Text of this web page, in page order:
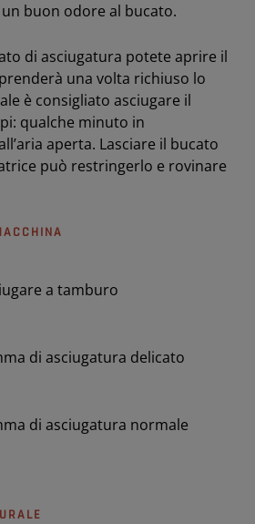
buon odore al bucato.
di asciugatura potete aprire il
una volta richiuso lo
è consigliato asciugare il
qualche minuto in
aperta. Lasciare il bucato
può restringerlo e rovinare
a tamburo
di asciugatura delicato
di asciugatura normale